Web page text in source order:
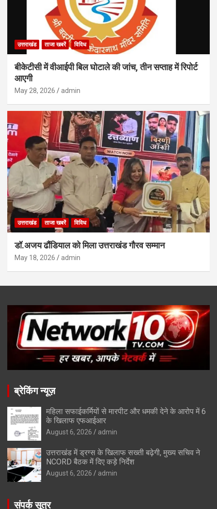
उत्तराखंड ताजा खबरें विविध
बीकेटीसी में वीआईपी बिल घोटाले की जांच, तीन सप्ताह में रिपोर्ट
आएगी
May 28, 2026 admin
उत्तराखंड ताजा खबरें विविध
डॉ.अजय ढौंडियाल को मिला उत्तराखंड गौरव सम्मान
May 18, 2026 admin
ब्रेकिंग न्यूज़
महिला सफाईकर्मियों से मारपीट और धमकी देने के आरोप में 6
के खिलाफ एफआईआर
August 6, 2026 admin
उत्तराखंड में ड्रग्स के खिलाफ सख्ती बढ़ेगी, मुख्य सचिव ने
NCORD बैठक में दिए कड़े निर्देश
August 6, 2026 admin
संपर्क सूत्र